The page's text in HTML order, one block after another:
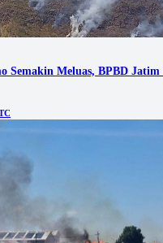
Semakin Meluas, BPBD